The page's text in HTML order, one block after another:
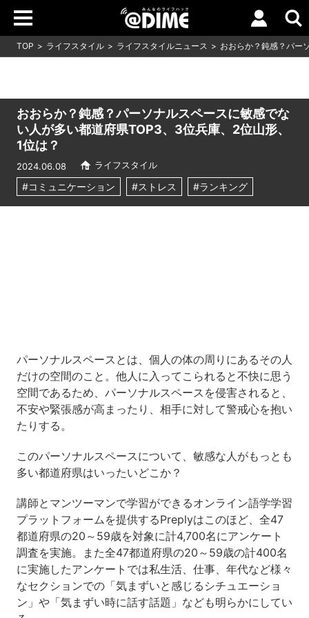
TOP ライフスタイル ライフスタイルニュース おおらか？鈍感？パー
おおらか？鈍感？パーソナルスペースに敏感でな
い人が多い都道府県TOP3、3位兵庫、2位山形、
1位は？
2024.06.08 ライフスタイル
#コミュニケーション #ストレス #ランキング
パーソナルスペースとは、個人の体の周りにあるその人
だけの空間のこと。他人に入ってこられると不快に思う
空間であるため、パーソナルスペースを侵害されると、
不安や緊張感が高まったり、相手に対して警戒心を抱い
たりする。
このパーソナルスペースについて、敏感な人がもっとも
多い都道府県はいったいどこか？
講師とマンツーマンで学習ができるオンライン語学学習
プラットフォームを提供するPreplyはこのほど、全47
都道府県の20～59歳を対象に計4,700名にアンケート
調査を実施。また全47都道府県の20～59歳の計400名
に実施したアンケートでは私生活、仕事、年代など様々
なセクションでの「気まずいと感じるシチュエーショ
ン」や「気まずい時に話す話題」なども明らかにしてい